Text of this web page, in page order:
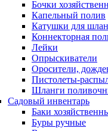
Бочки
Капельный полив
Катушки для
Коннекторная
Лейки
Опрыскиватели
Оросители,
Пистолеты-
Шланги
Садовый инвентарь
Баки
Буры ручные